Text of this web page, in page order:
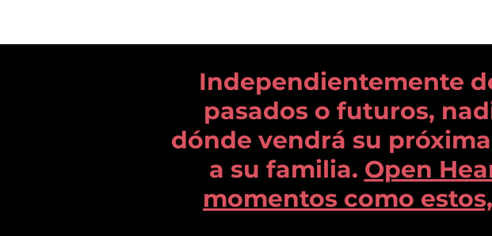
Independientemente
pasados ​​o futuros,
dónde vendrá su
a su familia. Open
momentos como